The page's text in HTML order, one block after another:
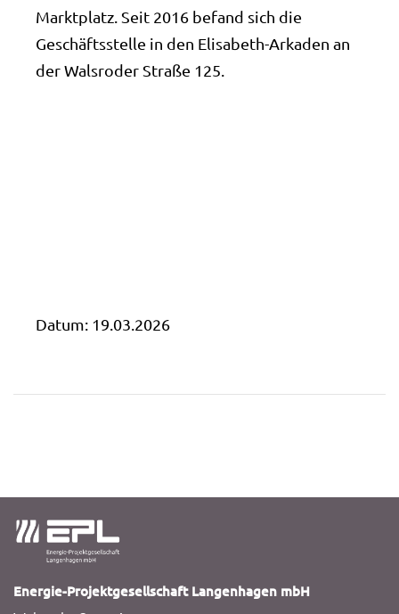
Marktplatz. Seit 2016 befand sich die
Geschäftsstelle in den Elisabeth-Arkaden an
der Walsroder Straße 125.
Datum: 19.03.2026
Energie-Projektgesellschaft Langenhagen mbH